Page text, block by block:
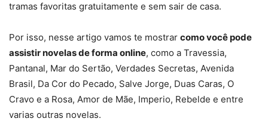
tramas favoritas gratuitamente e sem sair de casa.
Por isso, nesse artigo vamos te mostrar como você pode
assistir novelas de forma online, como a Travessia,
Pantanal, Mar do Sertão, Verdades Secretas, Avenida
Brasil, Da Cor do Pecado, Salve Jorge, Duas Caras, O
Cravo e a Rosa, Amor de Mãe, Imperio, Rebelde e entre
varias outras novelas.